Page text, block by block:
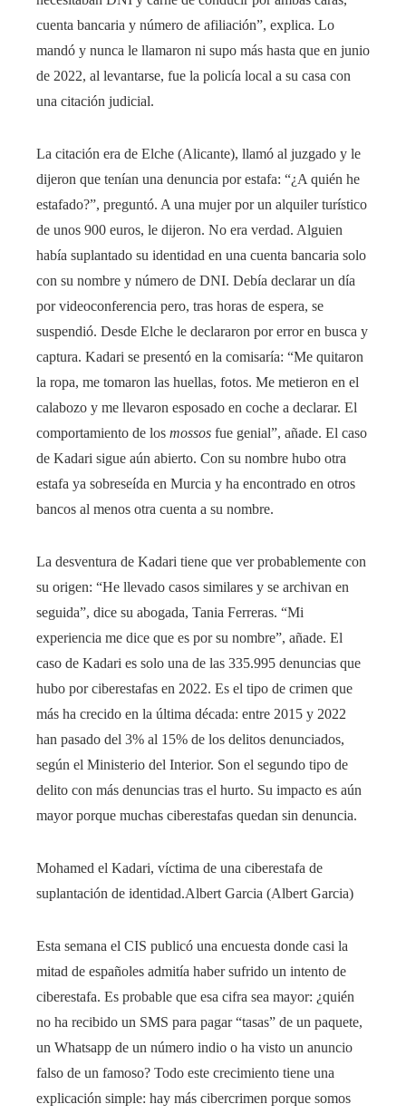
cuenta bancaria y número de afiliación”, explica. Lo
mandó y nunca le llamaron ni supo más hasta que en junio
de 2022, al levantarse, fue la policía local a su casa con
una citación judicial.
La citación era de Elche (Alicante), llamó al juzgado y le
dijeron que tenían una denuncia por estafa: “¿A quién he
estafado?”, preguntó. A una mujer por un alquiler turístico
de unos 900 euros, le dijeron. No era verdad. Alguien
había suplantado su identidad en una cuenta bancaria solo
con su nombre y número de DNI. Debía declarar un día
por videoconferencia pero, tras horas de espera, se
suspendió. Desde Elche le declararon por error en busca y
captura. Kadari se presentó en la comisaría: “Me quitaron
la ropa, me tomaron las huellas, fotos. Me metieron en el
calabozo y me llevaron esposado en coche a declarar. El
comportamiento de los mossos fue genial”, añade. El caso
de Kadari sigue aún abierto. Con su nombre hubo otra
estafa ya sobreseída en Murcia y ha encontrado en otros
bancos al menos otra cuenta a su nombre.
La desventura de Kadari tiene que ver probablemente con
su origen: “He llevado casos similares y se archivan en
seguida”, dice su abogada, Tania Ferreras. “Mi
experiencia me dice que es por su nombre”, añade. El
caso de Kadari es solo una de las 335.995 denuncias que
hubo por ciberestafas en 2022. Es el tipo de crimen que
más ha crecido en la última década: entre 2015 y 2022
han pasado del 3% al 15% de los delitos denunciados,
según el Ministerio del Interior. Son el segundo tipo de
delito con más denuncias tras el hurto. Su impacto es aún
mayor porque muchas ciberestafas quedan sin denuncia.
Mohamed el Kadari, víctima de una ciberestafa de
suplantación de identidad.Albert Garcia (Albert Garcia)
Esta semana el CIS publicó una encuesta donde casi la
mitad de españoles admitía haber sufrido un intento de
ciberestafa. Es probable que esa cifra sea mayor: ¿quién
no ha recibido un SMS para pagar “tasas” de un paquete,
un Whatsapp de un número indio o ha visto un anuncio
falso de un famoso? Todo este crecimiento tiene una
explicación simple: hay más cibercrimen porque somos